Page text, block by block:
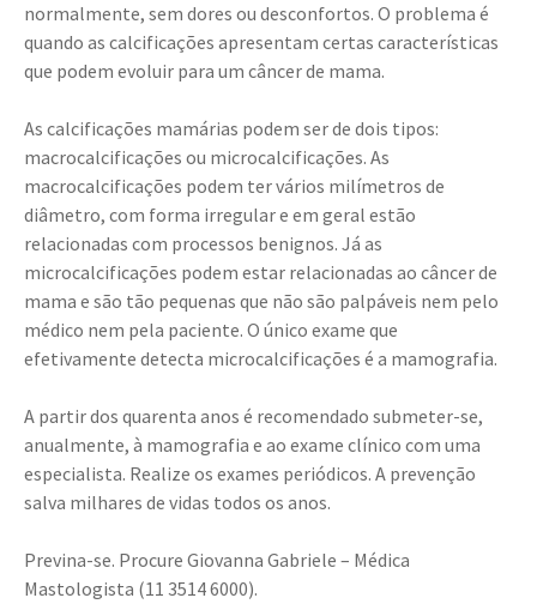
normalmente, sem dores ou desconfortos. O problema é
quando as calcificações apresentam certas características
que podem evoluir para um câncer de mama.
As calcificações mamárias podem ser de dois tipos:
macrocalcificações ou microcalcificações. As
macrocalcificações podem ter vários milímetros de
diâmetro, com forma irregular e em geral estão
relacionadas com processos benignos. Já as
microcalcificações podem estar relacionadas ao câncer de
mama e são tão pequenas que não são palpáveis nem pelo
médico nem pela paciente. O único exame que
efetivamente detecta microcalcificações é a mamografia.
A partir dos quarenta anos é recomendado submeter-se,
anualmente, à mamografia e ao exame clínico com uma
especialista. Realize os exames periódicos. A prevenção
salva milhares de vidas todos os anos.
Previna-se. Procure Giovanna Gabriele – Médica
Mastologista (11 3514 6000).